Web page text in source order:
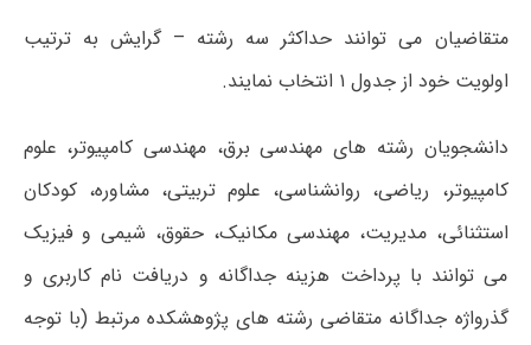
متقاضیان می توانند حداکثر سه رشته – گرایش به ترتیب
اولویت خود از جدول ۱ انتخاب نمایند.
دانشجویان رشته های مهندسی برق، مهندسی کامپیوتر، علوم
کامپیوتر، ریاضی، روانشناسی، علوم تربیتی، مشاوره، کودکان
استثنائی، مدیریت، مهندسی مکانیک، حقوق، شیمی و فیزیک
می توانند با پرداخت هزینه جداگانه و دریافت نام کاربری و
گذرواژه جداگانه متقاضی رشته های پژوهشکده مرتبط (با توجه